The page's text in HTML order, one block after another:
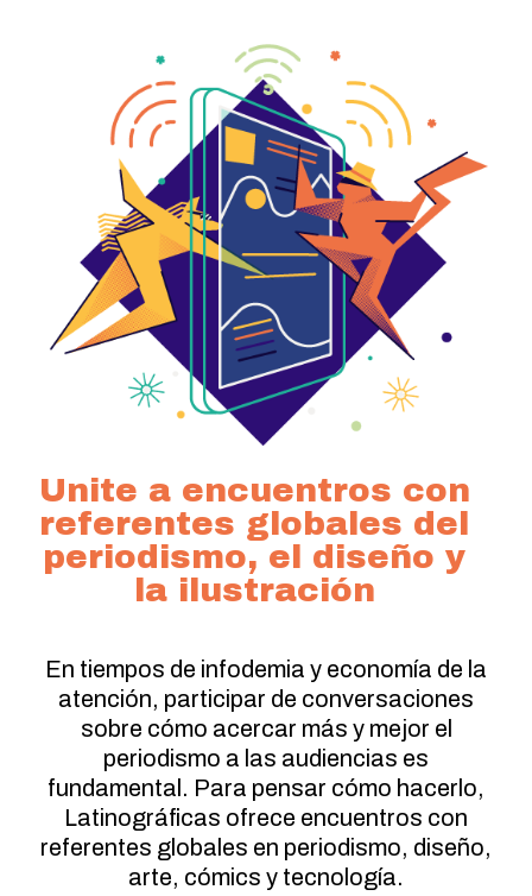
Unite a encuentros con
referentes globales del
periodismo, el diseño y
la ilustración
En tiempos de infodemia y economía de la
atención, participar de conversaciones
sobre cómo acercar más y mejor el
periodismo a las audiencias es
fundamental. Para pensar cómo hacerlo,
Latinográficas ofrece encuentros con
referentes globales en periodismo, diseño,
arte, cómics y tecnología.